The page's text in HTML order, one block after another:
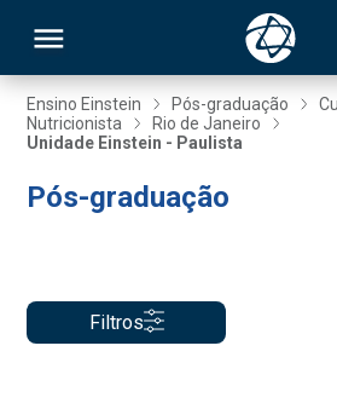
Ensino Einstein Pós-graduação
Nutricionista
Rio de Janeiro
Unidade Einstein - Paulista
Pós-graduação
Filtros